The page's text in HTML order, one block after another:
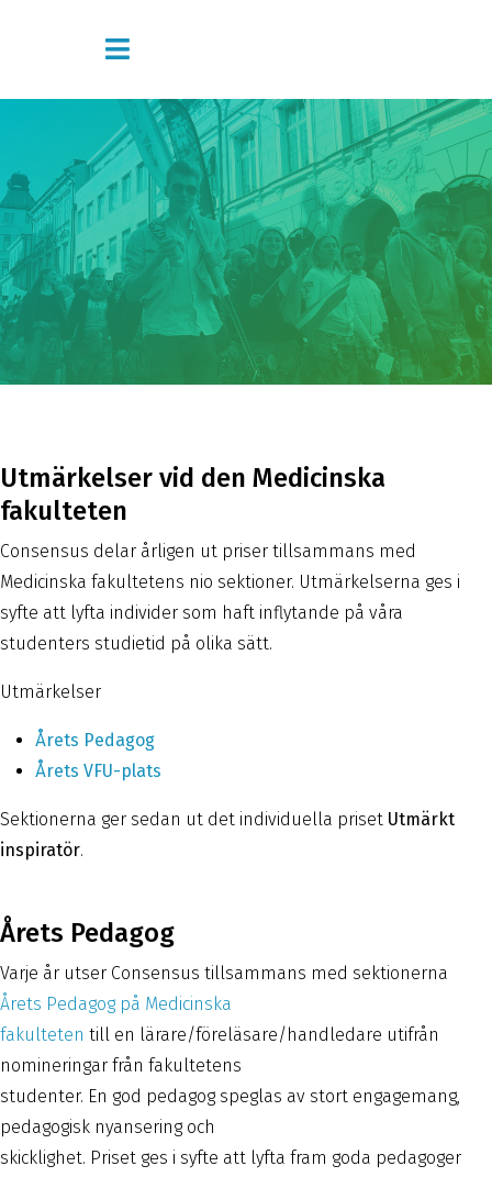
Utmärkelser vid den Medicinska
fakulteten
Consensus delar årligen ut priser tillsammans med
Medicinska fakultetens nio sektioner. Utmärkelserna ges i
syfte att lyfta individer som haft inflytande på våra
studenters studietid på olika sätt.
Utmärkelser
Årets Pedagog
Årets VFU-plats
Sektionerna ger sedan ut det individuella priset Utmärkt
inspiratör.
Årets Pedagog
Varje år utser Consensus tillsammans med sektionerna
Årets Pedagog på Medicinska
fakulteten till en lärare/föreläsare/handledare utifrån
nomineringar från fakultetens
studenter. En god pedagog speglas av stort engagemang,
pedagogisk nyansering och
skicklighet. Priset ges i syfte att lyfta fram goda pedagoger